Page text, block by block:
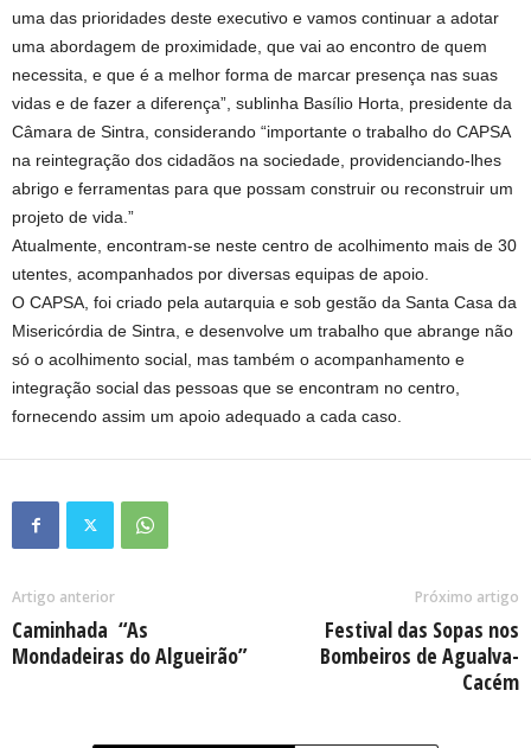
uma das prioridades deste executivo e vamos continuar a adotar
uma abordagem de proximidade, que vai ao encontro de quem
necessita, e que é a melhor forma de marcar presença nas suas
vidas e de fazer a diferença”, sublinha Basílio Horta, presidente da
Câmara de Sintra, considerando “importante o trabalho do CAPSA
na reintegração dos cidadãos na sociedade, providenciando-lhes
abrigo e ferramentas para que possam construir ou reconstruir um
projeto de vida.”
Atualmente, encontram-se neste centro de acolhimento mais de 30
utentes, acompanhados por diversas equipas de apoio.
O CAPSA, foi criado pela autarquia e sob gestão da Santa Casa da
Misericórdia de Sintra, e desenvolve um trabalho que abrange não
só o acolhimento social, mas também o acompanhamento e
integração social das pessoas que se encontram no centro,
fornecendo assim um apoio adequado a cada caso.
Artigo anterior
Caminhada “As
Mondadeiras do Algueirão”
Próximo artigo
Festival das Sopas nos
Bombeiros de Agualva-
Cacém